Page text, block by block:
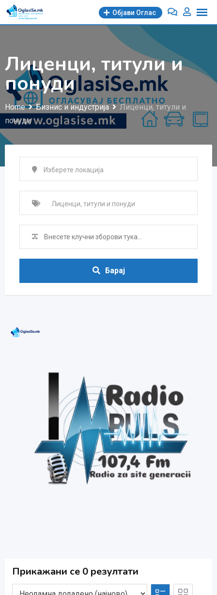
Skip
Објави Oглас
Лиценци, титули и
понуди
Home Бизнис и индустрија
Лиценци, титули и
понуди
Барај
Прикажани се 0 резултати